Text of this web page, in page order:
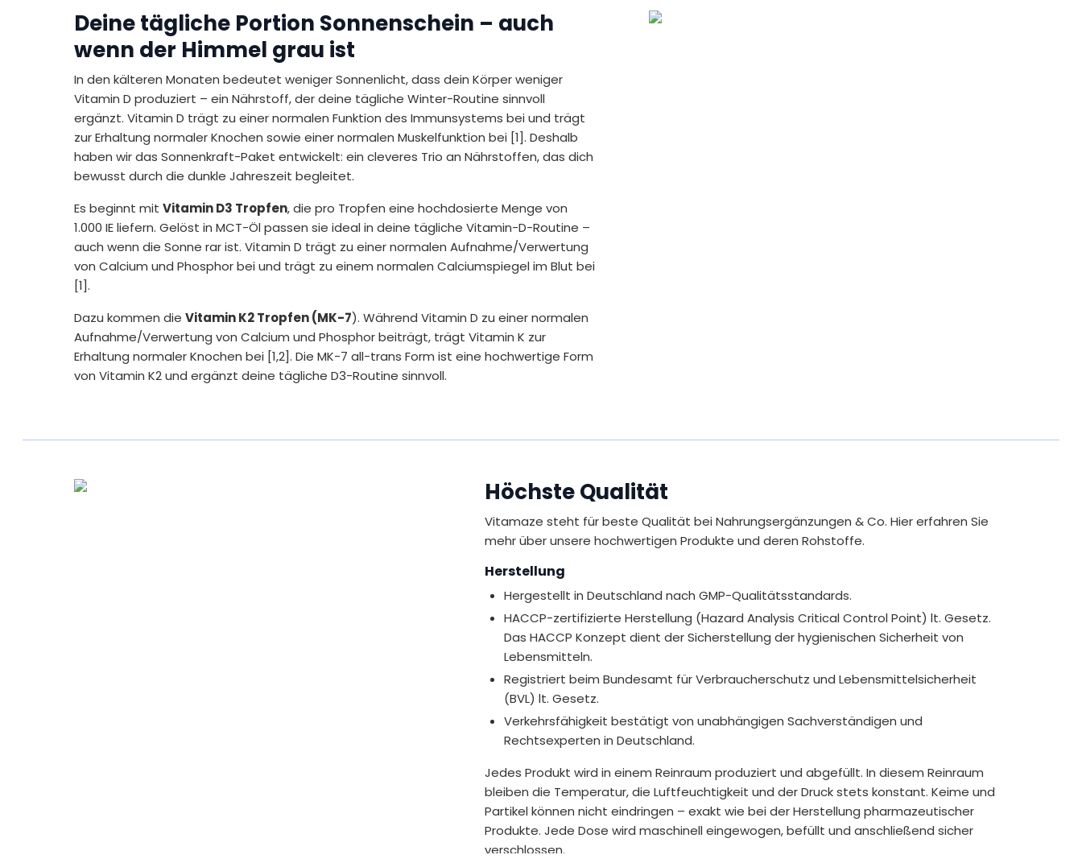
Davon: Magnesium
* Empfohlene Tagesdosis
** Prozentsatz der Referenzmenge nach der VO (EU) Nr. 1169/2011 pro Tagesdosis
(Nährstoffbezugswert)
Inhalt
198 g = 180 vegane Tabletten
Empfohlene Tagesdosis: 1 Tropfen
NÄHRWERTANGABEN
* Empfohlene Tagesdosis
** Prozentsatz der Referenzmenge nach der VO (EU) Nr. 1169/2011 pro Tagesdosis
(Nährstoffbezugswert)
Empfohlene Tagesdosis: 10 Tropfen
Pro 1 Tropfen
Vitamin K2 20 μg 200 μg 266,67 %
** Prozentsatz der Referenzmenge nach der VO (EU) Nr. 1169/2011 pro Tagesdosis
(Nährstoffbezugswert)
Inhalt
50 ml = ca. 1.700 Tropfen
Deine tägliche Portion Sonnenschein – auch
wenn der Himmel grau ist
In den kälteren Monaten bedeutet weniger Sonnenlicht, dass dein Körper weniger
Vitamin D produziert – ein Nährstoff, der deine tägliche Winter-Routine sinnvoll
ergänzt. Vitamin D trägt zu einer normalen Funktion des Immunsystems bei und trägt
zur Erhaltung normaler Knochen sowie einer normalen Muskelfunktion bei [1]. Deshalb
haben wir das Sonnenkraft-Paket entwickelt: ein cleveres Trio an Nährstoffen, das dich
bewusst durch die dunkle Jahreszeit begleitet.
Es beginnt mit Vitamin D3 Tropfen, die pro Tropfen eine hochdosierte Menge von
1.000 IE liefern. Gelöst in MCT-Öl passen sie ideal in deine tägliche Vitamin-D-Routine –
auch wenn die Sonne rar ist. Vitamin D trägt zu einer normalen Aufnahme/Verwertung
von Calcium und Phosphor bei und trägt zu einem normalen Calciumspiegel im Blut bei
[1].
Dazu kommen die Vitamin K2 Tropfen (MK-7). Während Vitamin D zu einer normalen
Aufnahme/Verwertung von Calcium und Phosphor beiträgt, trägt Vitamin K zur
Erhaltung normaler Knochen bei [1,2]. Die MK-7 all-trans Form ist eine hochwertige Form
von Vitamin K2 und ergänzt deine tägliche D3-Routine sinnvoll.
Müdigkeit und Ermüdung bei [3].
bilden diese drei Essentials ein starkes Winter-Wellness-Ritual – damit du
Offiziell von der europäischen Behörde für Lebensmittelsicherheit (EFSA) zugelassene
Vitamin D trägt zu einer normalen Aufnahme/Verwertung von Calcium und
Höchste Qualität
Vitamaze steht für beste Qualität bei Nahrungsergänzungen & Co. Hier erfahren Sie
mehr über unsere hochwertigen Produkte und deren Rohstoffe.
Herstellung
Hergestellt in Deutschland nach GMP-Qualitätsstandards.
HACCP-zertifizierte Herstellung (Hazard Analysis Critical Control Point) lt. Gesetz.
Das HACCP Konzept dient der Sicherstellung der hygienischen Sicherheit von
Lebensmitteln.
Registriert beim Bundesamt für Verbraucherschutz und Lebensmittelsicherheit
(BVL) lt. Gesetz.
Verkehrsfähigkeit bestätigt von unabhängigen Sachverständigen und
Rechtsexperten in Deutschland.
Jedes Produkt wird in einem Reinraum produziert und abgefüllt. In diesem Reinraum
bleiben die Temperatur, die Luftfeuchtigkeit und der Druck stets konstant. Keime und
Partikel können nicht eindringen – exakt wie bei der Herstellung pharmazeutischer
Produkte. Jede Dose wird maschinell eingewogen, befüllt und anschließend sicher
verschlossen.